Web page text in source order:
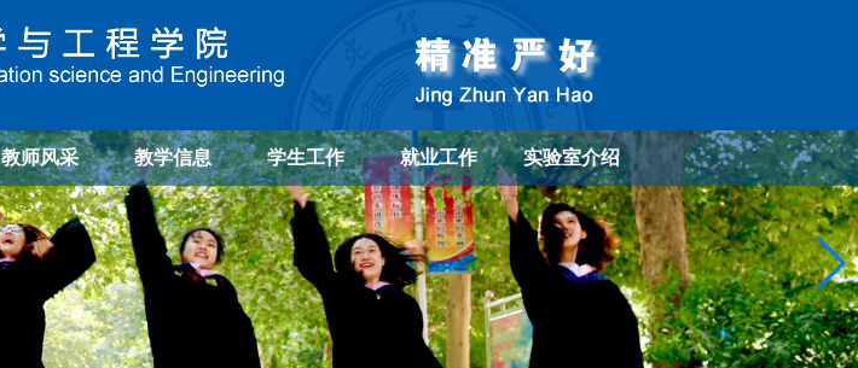
教师风采 教学信息 学生工作 就业工作 实验室介绍